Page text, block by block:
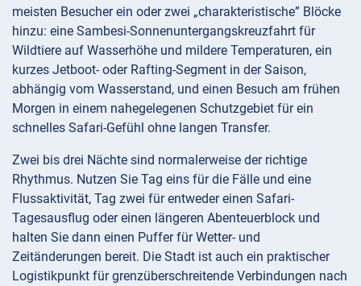
meisten Besucher ein oder zwei „charakteristische” Blöcke
hinzu: eine Sambesi-Sonnenuntergangskreuzfahrt für
Wildtiere auf Wasserhöhe und mildere Temperaturen, ein
kurzes Jetboot- oder Rafting-Segment in der Saison,
abhängig vom Wasserstand, und einen Besuch am frühen
Morgen in einem nahegelegenen Schutzgebiet für ein
schnelles Safari-Gefühl ohne langen Transfer.
Zwei bis drei Nächte sind normalerweise der richtige
Rhythmus. Nutzen Sie Tag eins für die Fälle und eine
Flussaktivität, Tag zwei für entweder einen Safari-
Tagesausflug oder einen längeren Abenteuerblock und
halten Sie dann einen Puffer für Wetter- und
Zeitänderungen bereit. Die Stadt ist auch ein praktischer
Logistikpunkt für grenzüberschreitende Verbindungen nach